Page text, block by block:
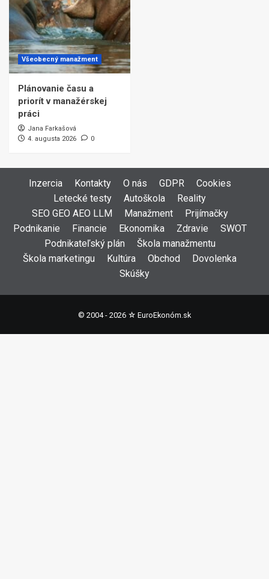
Všeobecný manažment
Plánovanie času a
priorít v manažérskej
práci
Jana Farkašová
4. augusta 2026
0
Inzercia Kontakty O nás GDPR
Cookies
Letecké testy
Autoškola
Reality
SEO GEO AEO LLM
Manažment
Prijímačky
Podnikanie
Financie Ekonomika Zdravie
SWOT
Podnikateľský plán
Škola manažmentu
Škola marketingu
Kultúra Obchod
Dovolenka
Skúšky
© 2004 - 2026 ☆ EuroEkonóm.sk